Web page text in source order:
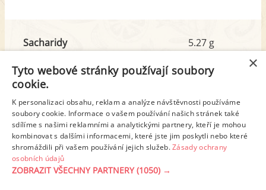
Sacharidy
5.27 g
Tuk
z toho nas. mastné kyseliny
8.31 g
3.14 g
Detailní rozpis
×
Tyto webové stránky používají soubory
cookie.
K personalizaci obsahu, reklam a analýze návštěvnosti používáme
soubory cookie. Informace o vašem používání našich stránek také
sdílíme s našimi reklamními a analytickými partnery, kteří je mohou
kombinovat s dalšími informacemi, které jste jim poskytli nebo které
shromáždili při vašem používání jejich služeb.Zásady ochrany
osobních údajů
ZOBRAZIT VŠECHNY PARTNERY(1050) →